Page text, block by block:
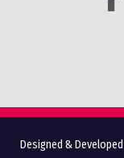
Designed &